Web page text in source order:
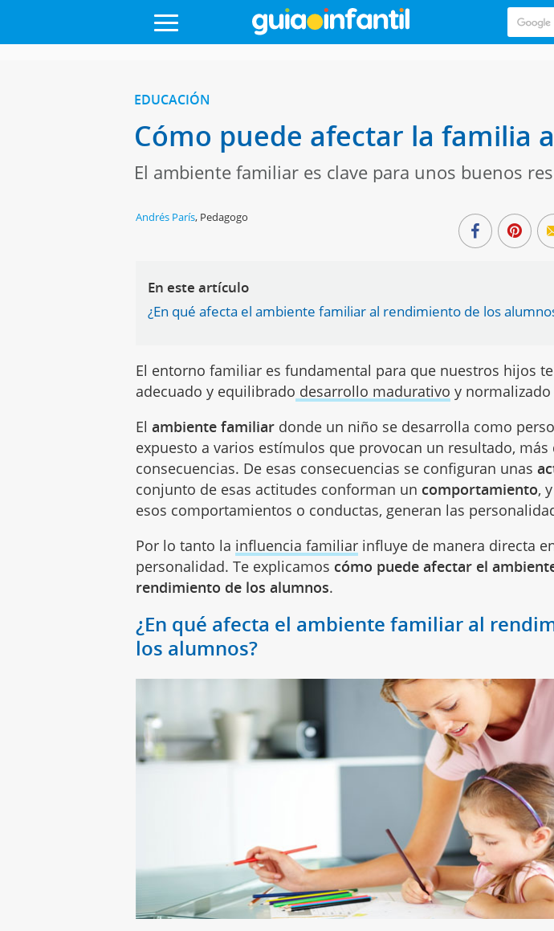
EDUCACIÓN
Cómo puede afectar la familia
El ambiente familiar es clave para unos buenos
Andrés París, Pedagogo
En este artículo
¿En qué afecta el ambiente familiar al rendimiento de los
El entorno familiar es fundamental para que nuestros hijos
adecuado y equilibrado desarrollo madurativo y normalizado
Elambiente familiar donde un niño se desarrolla como
expuesto a varios estímulos que provocan un resultado, más
consecuencias. De esas consecuencias se configuran unas
conjunto de esas actitudes conforman un comportamiento,
esos comportamientos o conductas, generan las
Por lo tanto la influencia familiar influye de manera directa
personalidad. Te explicamos cómo puede afectar el
rendimiento de los alumnos.
¿En qué afecta el ambiente familiar al
los alumnos?